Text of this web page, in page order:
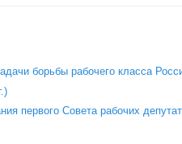
борьбы рабочего класса
первого Совета рабочих